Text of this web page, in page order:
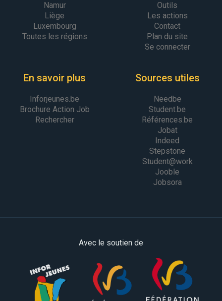
Namur
Liège
Luxembourg
Toutes les régions
Outils
Les actions
Contact
Plan du site
Se connecter
En savoir plus
Inforjeunes.be
Brochure Action Job
Rechercher
Sources utiles
Needbe
Student.be
Références.be
Jobat
Indeed
Stepstone
Student@work
Jooble
Jobsora
Avec le soutien de